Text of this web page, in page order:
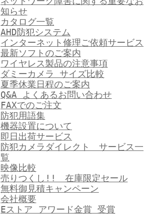
知らせ
カタログ一覧
AHD防犯システム
インターネット修理ご依頼サービス
最新ソフトのご案内
ワイヤレス製品の注意事項
ダミーカメラ サイズ比較
夏季休業日程のご案内
Q&A よくあるお問い合わせ
FAXでのご注文
防犯用語集
機器設置について
即日出荷サービス
防犯カメラダイレクト サービス一
覧
映像比較
売りつくし!! 在庫限定セール
無料御見積キャンペーン
会社概要
Eストア アワード金賞 受賞